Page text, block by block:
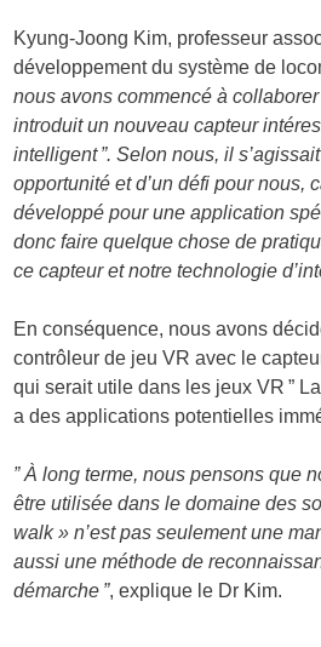
Kyung-Joong Kim, professeur
développement du système de
nous avons commencé à
introduit un nouveau capteur
intelligent ”. Selon nous, il
opportunité et d’un défi pour nous,
développé pour une application
donc faire quelque chose de
ce capteur et notre technologie
En conséquence, nous avons
contrôleur de jeu VR avec le
qui serait utile dans les jeux VR ”
a des applications potentielles
” À long terme, nous pensons que
être utilisée dans le domaine des
walk » n’est pas seulement une
aussi une méthode de
démarche ”, explique le Dr Kim.